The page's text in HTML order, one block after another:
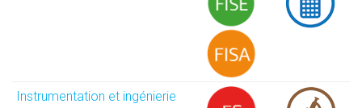
Instrumentation et ingénierie